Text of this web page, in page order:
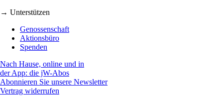
→ Unterstützen
Genossenschaft
Aktionsbüro
Spenden
Nach Hause, online und in
der App: die jW-Abos
Abonnieren Sie unsere Newsletter
Vertrag widerrufen